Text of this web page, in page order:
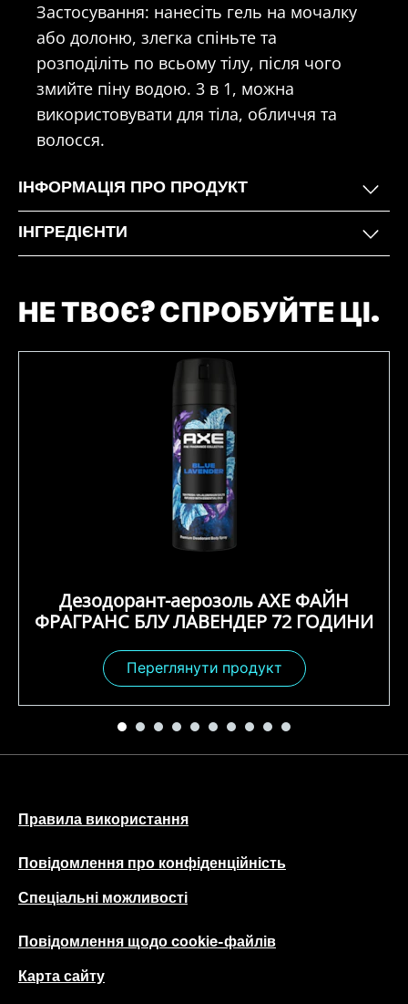
Застосування: нанесіть гель на мочалку
або долоню, злегка спіньте та
розподіліть по всьому тілу, після чого
змийте піну водою. 3 в 1, можна
використовувати для тіла, обличчя та
волосся.
ІНФОРМАЦІЯ ПРО ПРОДУКТ
ІНГРЕДІЄНТИ
НЕ ТВОЄ? СПРОБУЙТЕ ЦІ.
Дезодорант-аерозоль AXE ФАЙН
ФРАГРАНС БЛУ ЛАВЕНДЕР 72 ГОДИНИ
Переглянути продукт
Правила використання
Повідомлення про конфіденційність
Спеціальні можливості
Повідомлення щодо cookie-файлів
Карта сайту